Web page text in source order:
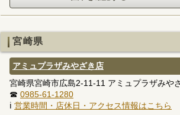
宮崎県
アミュプラザみやざき店
宮崎県宮崎市広島2-11-11 アミュプラザみや
☎ 0985-61-1280
ℹ 営業時間・店休日・アクセス情報はこちら